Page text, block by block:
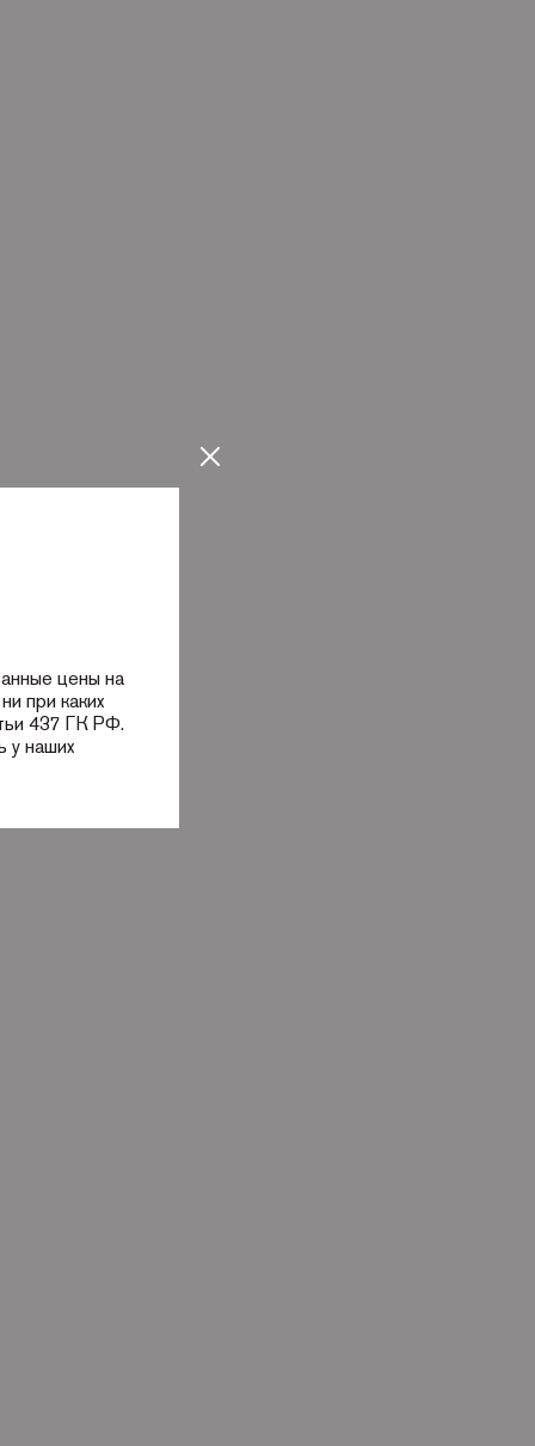
цены на
при каких
437 ГК РФ.
у наших